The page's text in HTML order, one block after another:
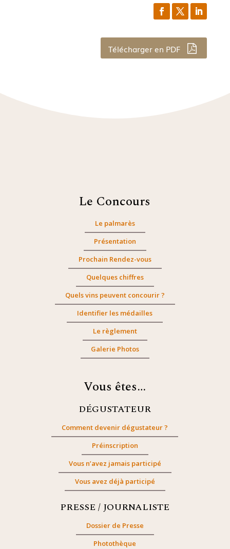
Télécharger en PDF
Le Concours
Le palmarès
Présentation
Prochain Rendez-vous
Quelques chiffres
Quels vins peuvent concourir ?
Identifier les médailles
Le règlement
Galerie Photos
Vous êtes…
DÉGUSTATEUR
Comment devenir dégustateur ?
Préinscription
Vous n’avez jamais participé
Vous avez déjà participé
PRESSE / JOURNALISTE
Dossier de Presse
Photothèque